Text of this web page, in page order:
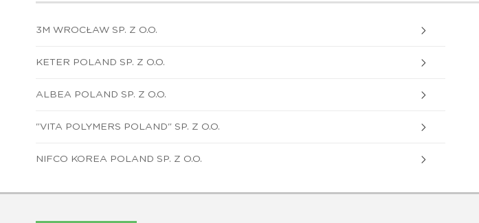
3M WROCŁAW SP. Z O.O.
KETER POLAND SP. Z O.O.
ALBEA POLAND SP. Z O.O.
"VITA POLYMERS POLAND" SP. Z O.O.
NIFCO KOREA POLAND SP. Z O.O.